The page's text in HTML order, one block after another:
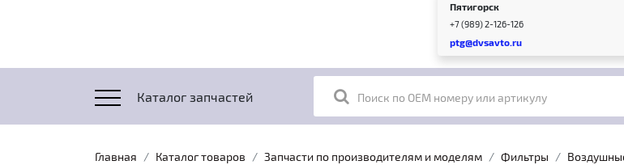
Пятигорск
+7 (989) 2-126-126
ptg@dvsavto.ru
Каталог запчастей Поиск по OEM номеру или артикулу
Главная Каталог товаров Запчасти по производителям и моделям Фильтры